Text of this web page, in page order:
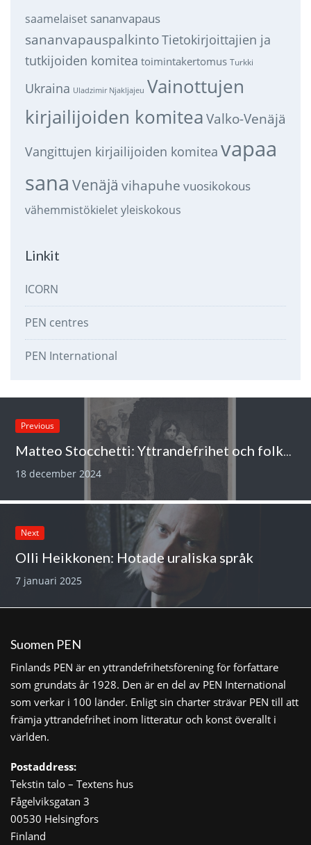
saamelaiset sananvapaus
sananvapauspalkintoTietokirjoittajien ja
tutkijoiden komitea toimintakertomus Turkki
Ukraina Uladzimir Njakljajeu Vainottujen
kirjailijoiden komitea Valko-Venäjä
Vangittujen kirjailijoiden komitea vapaa
sana Venäjä vihapuhe vuosikokous
vähemmistökieletyleiskokous
Linkit
ICORN
PEN centres
PEN International
Previous
Matteo Stocchetti: Yttrandefrihet och folkmordet
18 december 2024
Next
Olli Heikkonen: Hotade uraliska språk
7 januari 2025
Suomen PEN
Finlands PEN är en yttrandefrihetsförening för författare
som grundats år 1928. Den är en del av PEN International
som verkar i 100 länder. Enligt sin charter strävar PEN till att
främja yttrandefrihet inom litteratur och konst överallt i
världen.
Postaddress:
Tekstin talo – Textens hus
Fågelviksgatan 3
00530 Helsingfors
Finland